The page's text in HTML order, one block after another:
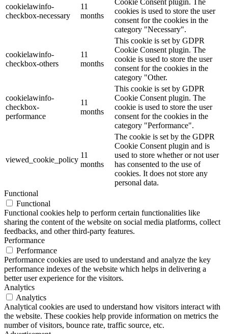
cookielawinfo-
checkbox-necessary
11
months
cookies is used to store the user
consent for the cookies in the
category "Necessary".
cookielawinfo-
checkbox-others
11
months
This cookie is set by GDPR
Cookie Consent plugin. The
cookie is used to store the user
consent for the cookies in the
category "Other.
cookielawinfo-
checkbox-
performance
11
months
This cookie is set by GDPR
Cookie Consent plugin. The
cookie is used to store the user
consent for the cookies in the
category "Performance".
viewed_cookie_policy
11
months
The cookie is set by the GDPR
Cookie Consent plugin and is
used to store whether or not user
has consented to the use of
cookies. It does not store any
personal data.
Functional
Functional
Functional cookies help to perform certain functionalities like
sharing the content of the website on social media platforms, collect
feedbacks, and other third-party features.
Performance
Performance
Performance cookies are used to understand and analyze the key
performance indexes of the website which helps in delivering a
better user experience for the visitors.
Analytics
Analytics
Analytical cookies are used to understand how visitors interact with
the website. These cookies help provide information on metrics the
number of visitors, bounce rate, traffic source, etc.